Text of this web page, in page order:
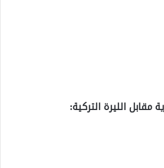
الليرة التركية: